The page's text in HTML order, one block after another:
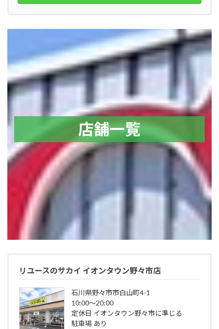
店舗一覧
リユースのサカイ イオンタウン野々市店
石川県野々市市白山町4-1
10:00～20:00
定休日 イオンタウン野々市に準じる
駐車場 あり